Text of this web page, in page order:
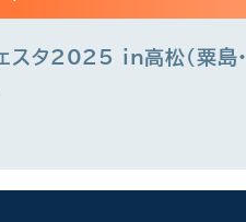
スタ2025 in高松（粟島